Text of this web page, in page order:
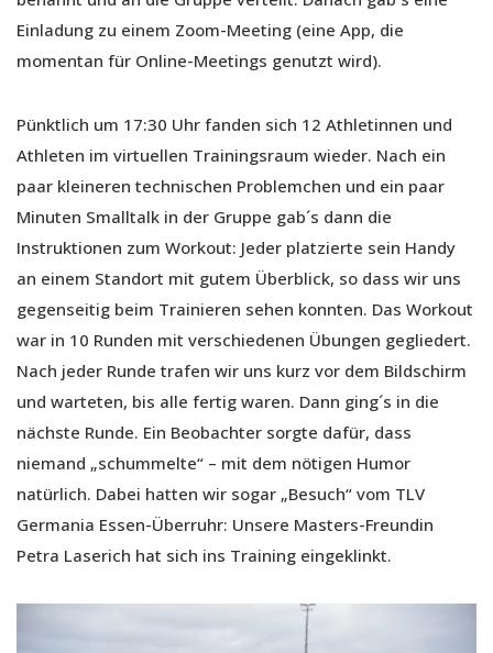
Einladung zu einem Zoom-Meeting (eine App, die
momentan für Online-Meetings genutzt wird).
Pünktlich um 17:30 Uhr fanden sich 12 Athletinnen und
Athleten im virtuellen Trainingsraum wieder. Nach ein
paar kleineren technischen Problemchen und ein paar
Minuten Smalltalk in der Gruppe gab´s dann die
Instruktionen zum Workout: Jeder platzierte sein Handy
an einem Standort mit gutem Überblick, so dass wir uns
gegenseitig beim Trainieren sehen konnten. Das Workout
war in 10 Runden mit verschiedenen Übungen gegliedert.
Nach jeder Runde trafen wir uns kurz vor dem Bildschirm
und warteten, bis alle fertig waren. Dann ging´s in die
nächste Runde. Ein Beobachter sorgte dafür, dass
niemand „schummelte“ – mit dem nötigen Humor
natürlich. Dabei hatten wir sogar „Besuch“ vom TLV
Germania Essen-Überruhr: Unsere Masters-Freundin
Petra Laserich hat sich ins Training eingeklinkt.